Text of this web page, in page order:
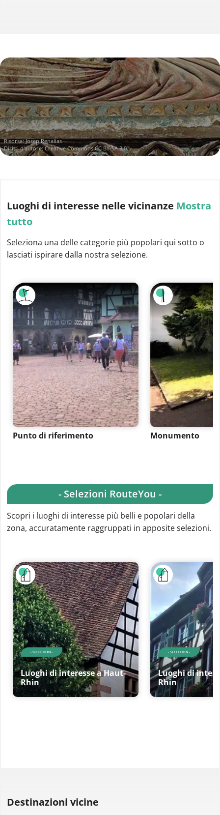
Risorsa:Josep Renalias
Diritti d'autore:Creative Commons CC BY-SA 3.0
Luoghi di interesse nelle vicinanze Mostra
tutto
Seleziona una delle categorie più popolari qui sotto o
lasciati ispirare dalla nostra selezione.
Punto di riferimento Monumento
- Selezioni RouteYou -
Scopri i luoghi di interesse più belli e popolari della
zona, accuratamente raggruppati in apposite selezioni.
- SELECTION -
Luoghi di interesse a Haut-
Rhin
- SELECTION -
Luoghi di
Rhin
Destinazioni vicine